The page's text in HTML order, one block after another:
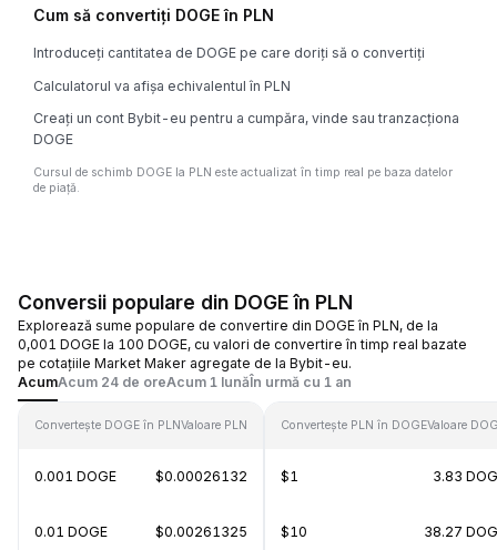
Cum să convertiți DOGE în PLN
Introduceți cantitatea de DOGE pe care doriți să o convertiți
Calculatorul va afișa echivalentul în PLN
Creați un cont Bybit-eu pentru a cumpăra, vinde sau tranzacționa
DOGE
Cursul de schimb DOGE la PLN este actualizat în timp real pe baza datelor
de piață.
Conversii populare din DOGE în PLN
Explorează sume populare de convertire din DOGE în PLN, de la
0,001 DOGE la 100 DOGE, cu valori de convertire în timp real bazate
pe cotațiile Market Maker agregate de la Bybit-eu.
AcumAcum 24 de oreAcum 1 lunăÎn urmă cu 1 an
Convertește DOGE în PLNValoare PLN
0.001 DOGE $0.00026132
0.01 DOGE $0.00261325
Convertește PLN în DOGEValoare
$1 3.83
$10 38.27